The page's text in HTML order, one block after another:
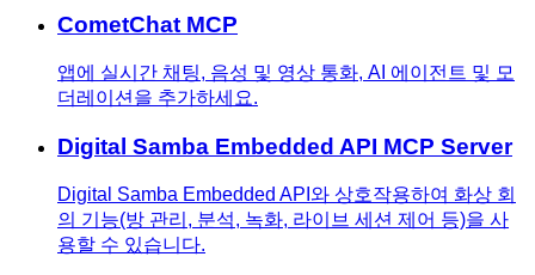
CometChat MCP
앱에 실시간 채팅, 음성 및 영상 통화, AI 에이전트 및 모
더레이션을 추가하세요.
Digital Samba Embedded API MCP Server
Digital Samba Embedded API와 상호작용하여 화상 회
의 기능(방 관리, 분석, 녹화, 라이브 세션 제어 등)을 사
용할 수 있습니다.